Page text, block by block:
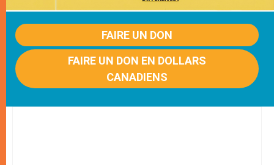
FAIRE UN DON
FAIRE UN DON EN DOLLARS
CANADIENS